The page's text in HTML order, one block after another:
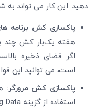
دهید. این کار می ‌تواند به
پاکسازی کش برنامه
هفته یک‌بار کش چند
اگر فضای ذخیره
است، می ‌توانید این
پاکسازی کش مرورگر: